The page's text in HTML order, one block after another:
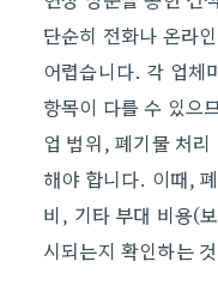
단순히 전화나 온라
어렵습니다. 각 업체
항목이 다를 수 있으
업 범위, 폐기물 처
해야 합니다. 이때,
비, 기타 부대 비용(
시되는지 확인하는